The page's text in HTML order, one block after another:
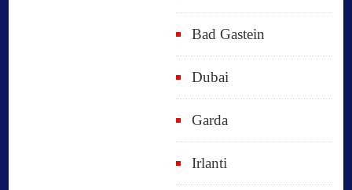
Bad Gastein
Dubai
Garda
Irlanti